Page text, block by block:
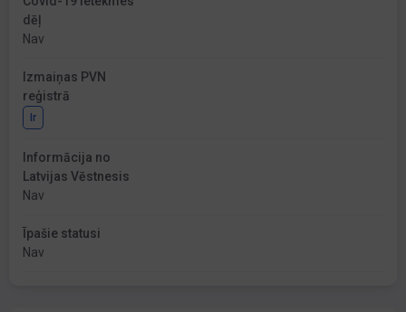
dēļ
Nav
Izmaiņas PVN
reģistrā
Ir
Informācija no
Latvijas Vēstnesis
Nav
Īpašie statusi
Nav